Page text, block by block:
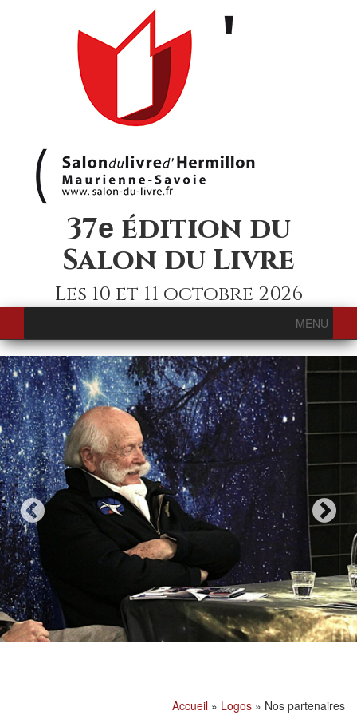
37e édition du
Salon du Livre
Les 10 et 11 octobre 2026
MENU
Accueil » Logos » Nos partenaires